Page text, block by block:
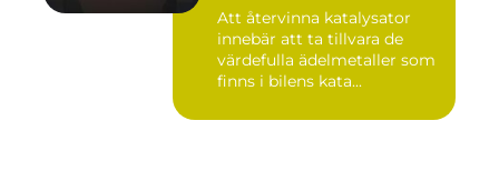
Att återvinna katalysator
innebär att ta tillvara de
värdefulla ädelmetaller som
finns i bilens kata...